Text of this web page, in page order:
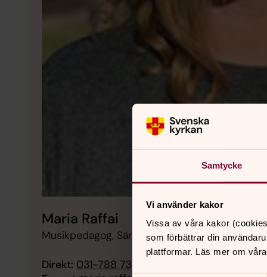
Samtycke
Vi använder kakor
Vissa av våra kakor
som förbättrar din
plattformar. Läs mer om
Maria Raffai
Musikpedagog, Särö pastorat
Direkt: 031-788 73 14